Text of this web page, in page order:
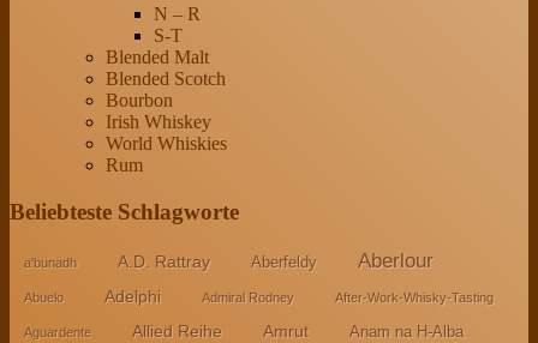
N – R
S-T
Blended Malt
Blended Scotch
Bourbon
Irish Whiskey
World Whiskies
Rum
Beliebteste Schlagworte
a'bunadh A.D. Rattray Aberfeldy Aberlour
Abuelo Adelphi Admiral Rodney After-Work-Whisky-Tasting
Aguardente Allied Reihe Amrut Anam na H-Alba